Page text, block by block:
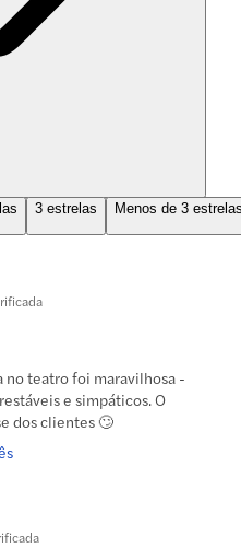
3 estrelas Menos de 3
no teatro foi maravilhosa -
e simpáticos. O
dos clientes 🙄